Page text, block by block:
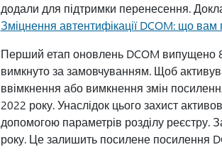
додали для підтримки перенесення.
Зміцнення автентифікації DCOM: що вам
Перший етап оновлень DCOM випущено
вимкнуто за замовчуванням. Щоб
ввімкнення або вимкнення змін
2022 року. Унаслідок цього захист
допомогою параметрів розділу
року. Це залишить посилене посилення